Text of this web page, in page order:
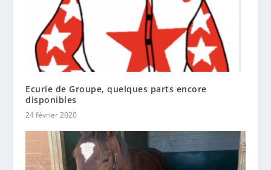
Ecurie de Groupe, quelques parts encore
disponibles
24 février 2020